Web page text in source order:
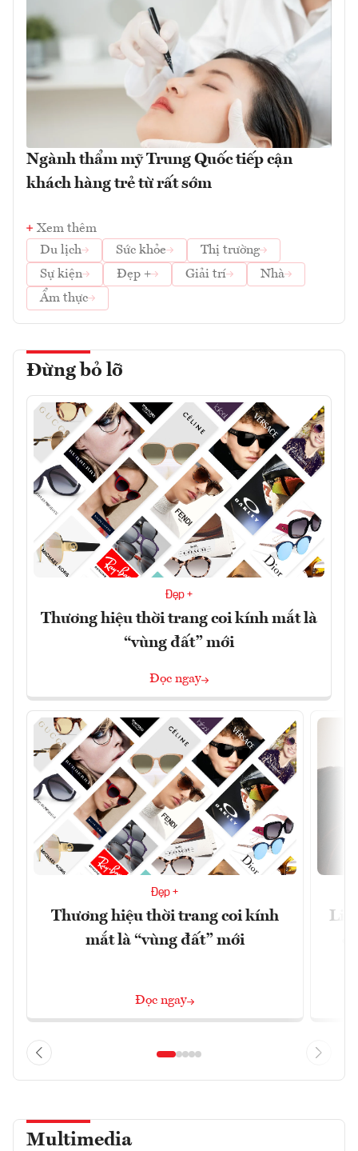
Ngành thẩm mỹ Trung Quốc tiếp cận
khách hàng trẻ từ rất sớm
Xem thêm
Du lịch
Sức khỏe
Thị trường
Sự kiện
Đẹp + Giải trí
Nhà
Ẩm thực
Đừng bỏ lỡ
Đẹp +
Thương hiệu thời trang coi kính mắt là
“vùng đất” mới
Đọc ngay
Đẹp +
Thương hiệu thời trang coi kính
mắt là “vùng đất” mới
Đọc ngay
Multimedia